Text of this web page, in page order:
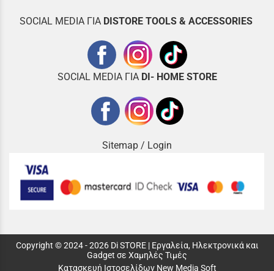
SOCIAL MEDIA ΓΙΑ DISTORE TOOLS & ACCESSORIES
SOCIAL MEDIA ΓΙΑ DI- HOME STORE
Sitemap / Login
Copyright © 2024 - 2026 Di STORE | Εργαλεία, Ηλεκτρονικά και
Gadget σε Χαμηλές Τιμές
Κατασκευή Ιστοσελίδων New Media Soft